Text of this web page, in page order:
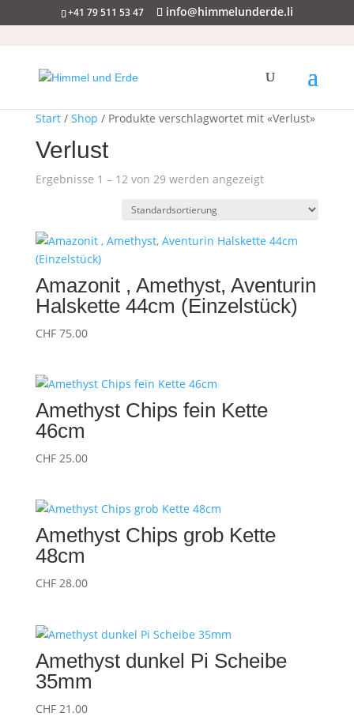
+41 79 511 53 47 info@himmelunderde.li
Start/ Shop / Produkte verschlagwortet mit «Verlust»
Verlust
Ergebnisse 1 – 12 von 29 werden angezeigt
Amazonit , Amethyst, Aventurin
Halskette 44cm (Einzelstück)
CHF75.00
Amethyst Chips fein Kette
46cm
CHF25.00
Amethyst Chips grob Kette
48cm
CHF28.00
Amethyst dunkel Pi Scheibe
35mm
CHF21.00